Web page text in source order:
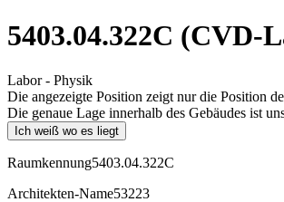
5403.04.322C (CVD-
Labor - Physik
Die angezeigte Position zeigt nur die Position
Die genaue Lage innerhalb des Gebäudes ist
Ich weiß wo es liegt
Raumkennung5403.04.322C
Architekten-Name53223